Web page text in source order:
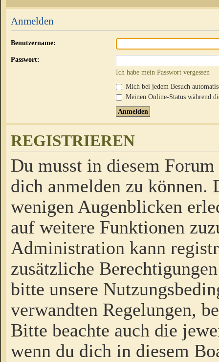
Anmelden
Benutzername:
Passwort:
Ich habe mein Passwort vergessen
Mich bei jedem Besuch
Meinen Online-Status während
REGISTRIEREN
Du musst in diesem
dich anmelden zu
wenigen Augenblicken
auf weitere Funktionen
Administration kann
zusätzliche
bitte unsere
verwandten Regelungen,
Bitte beachte auch die
wenn du dich in diesem